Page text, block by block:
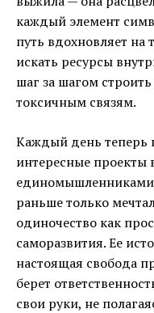
каждый элемент
путь вдохновляет
искать ресурсы
шаг за шагом
токсичным связям.
Каждый день теперь
интересные проекты
раньше только
одиночество как
саморазвития. Ее
настоящая свобода
берет
свои руки, не